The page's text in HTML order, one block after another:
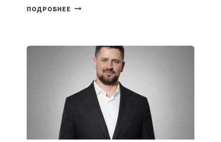
ПОДРОБНЕЕ 6
КОТОРЫЕ
РАЗВИВАЮТ
ТЕХНОЛОГИЧЕСКОЕ
ОБРАЗОВАНИЕ
ТАДЖИКИСТАНА